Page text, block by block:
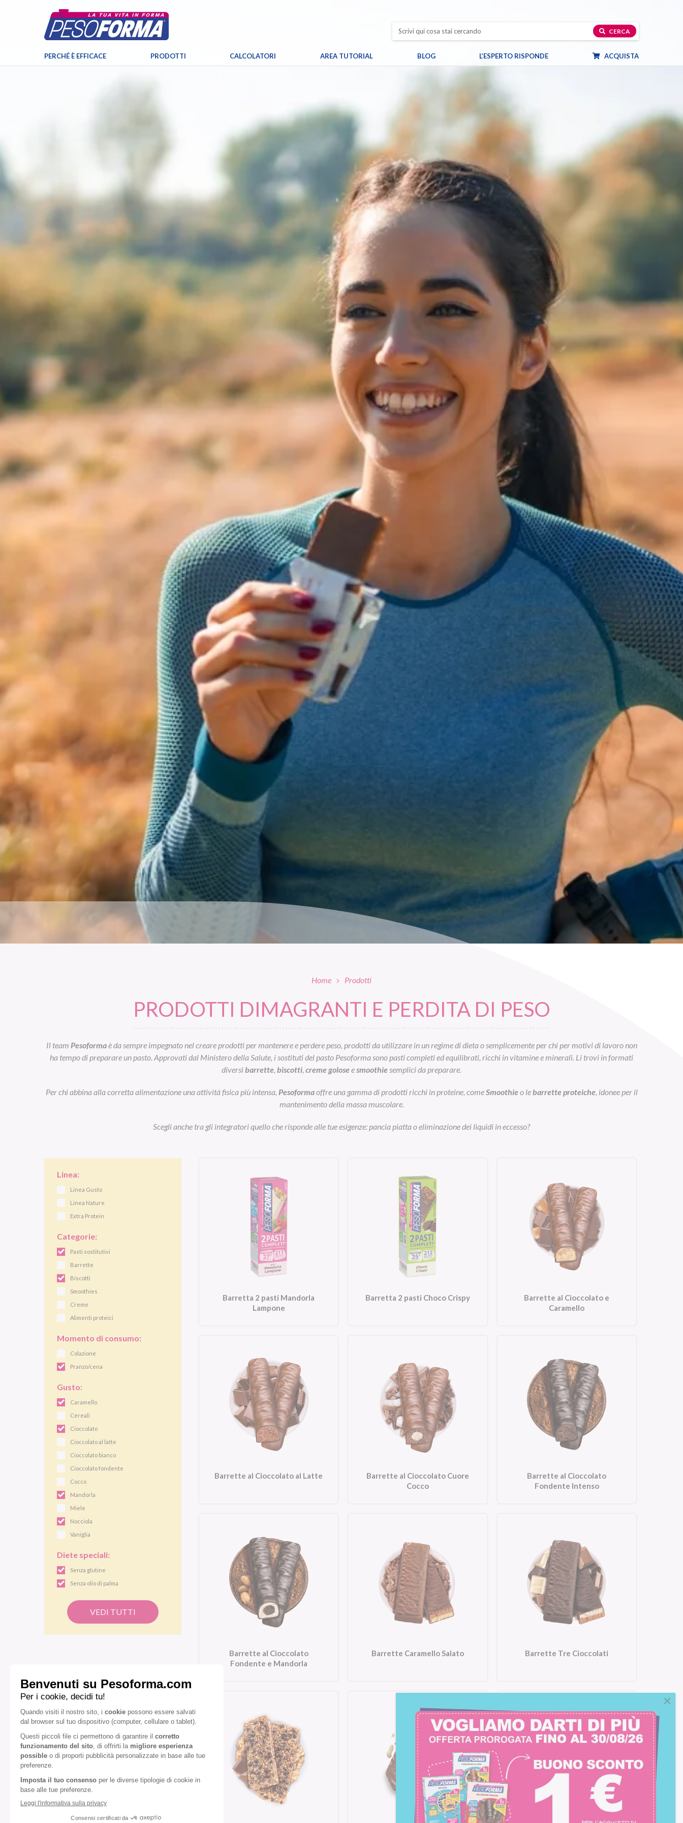
CERCA
PERCHÉ È EFFICACE PRODOTTI CALCOLATORI AREA TUTORIAL BLOG L’ESPERTO RISPONDE ACQUISTA
Home Prodotti
PRODOTTI DIMAGRANTI E PERDITA DI PESO
Il team Pesoformaè da sempre impegnato nel creare prodotti per mantenere e perdere peso, prodotti da utilizzare in un regime di dieta o semplicemente per chi per motivi di lavoro non
ha tempo di preparare un pasto. Approvati dal Ministero della Salute, i sostituti del pasto Pesoforma sono pasti completi ed equilibrati, ricchi in vitamine e minerali. Li trovi in formati
diversi barrette biscotti creme golose e smoothie semplici da preparare.
Per chi abbina alla corretta alimentazione una attività fisica più intensa, Pesoformaoffre una gamma di prodotti ricchi in proteine, come Smoothie o le barrette proteiche , idonee per il
mantenimento della massa muscolare.
Scegli anche tra gli integratori quello che risponde alle tue esigenze: pancia piatta o eliminazione dei liquidi in eccesso?
Linea:
Linea Gusto
Linea Nature
Extra Protein
Categorie:
Pasti sostitutivi
Barrette
Biscotti
Smoothies
Creme
Alimenti proteici
Momento di consumo:
Colazione
Pranzo/cena
Gusto:
Caramello
Cereali
Cioccolato
Cioccolato al latte
Cioccolato bianco
Cioccolato fondente
Cocco
Mandorla
Miele
Nocciola
Vaniglia
Diete speciali:
Senza glutine
Senza olio di palma
VEDI TUTTI
Barretta 2 pasti Mandorla
Lampone
Barretta 2 pasti Choco Crispy
Barrette al Cioccolato e
Caramello
Barrette al Cioccolato al Latte
Barrette al Cioccolato Cuore
Cocco
Barrette al Cioccolato
Fondente Intenso
Barrette al Cioccolato
Fondente e Mandorla
Barrette Caramello Salato Barrette Tre Cioccolati